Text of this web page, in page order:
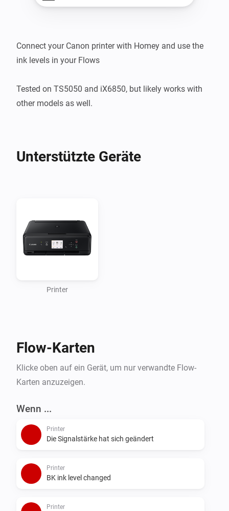
Connect your Canon printer with Homey and use the
ink levels in your Flows
Tested on TS5050 and iX6850, but likely works with
other models as well.
Unterstützte Geräte
Printer
Flow-Karten
Klicke oben auf ein Gerät, um nur verwandte Flow-
Karten anzuzeigen.
Wenn ...
Printer
Die Signalstärke hat sich geändert
Printer
BK ink level changed
Printer